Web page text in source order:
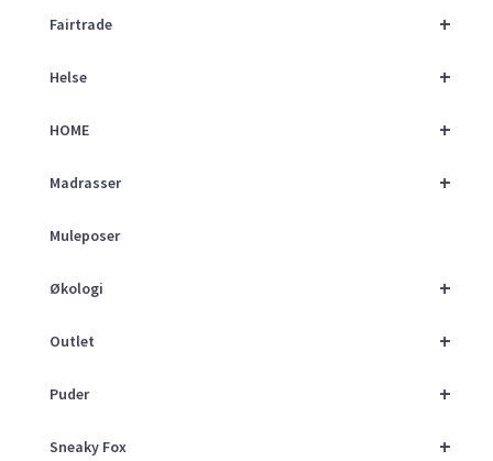
+
Fairtrade
+
Helse
+
HOME
+
Madrasser
Muleposer
+
Økologi
+
Outlet
+
Puder
+
Sneaky Fox